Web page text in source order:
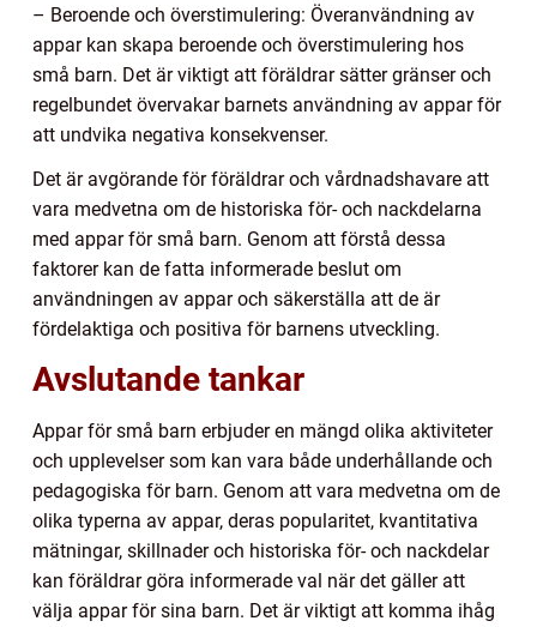
– Beroende och överstimulering: Överanvändning av
appar kan skapa beroende och överstimulering hos
små barn. Det är viktigt att föräldrar sätter gränser och
regelbundet övervakar barnets användning av appar för
att undvika negativa konsekvenser.
Det är avgörande för föräldrar och vårdnadshavare att
vara medvetna om de historiska för- och nackdelarna
med appar för små barn. Genom att förstå dessa
faktorer kan de fatta informerade beslut om
användningen av appar och säkerställa att de är
fördelaktiga och positiva för barnens utveckling.
Avslutande tankar
Appar för små barn erbjuder en mängd olika aktiviteter
och upplevelser som kan vara både underhållande och
pedagogiska för barn. Genom att vara medvetna om de
olika typerna av appar, deras popularitet, kvantitativa
mätningar, skillnader och historiska för- och nackdelar
kan föräldrar göra informerade val när det gäller att
välja appar för sina barn. Det är viktigt att komma ihåg